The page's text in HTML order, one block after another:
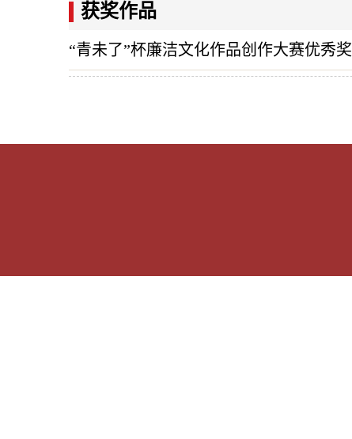
获奖作品
“青未了”杯廉洁文化作品创作大赛优秀奖